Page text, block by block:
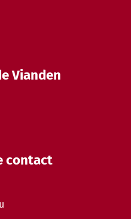
Vianden
contact